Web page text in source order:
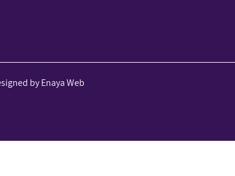
by Enaya Web